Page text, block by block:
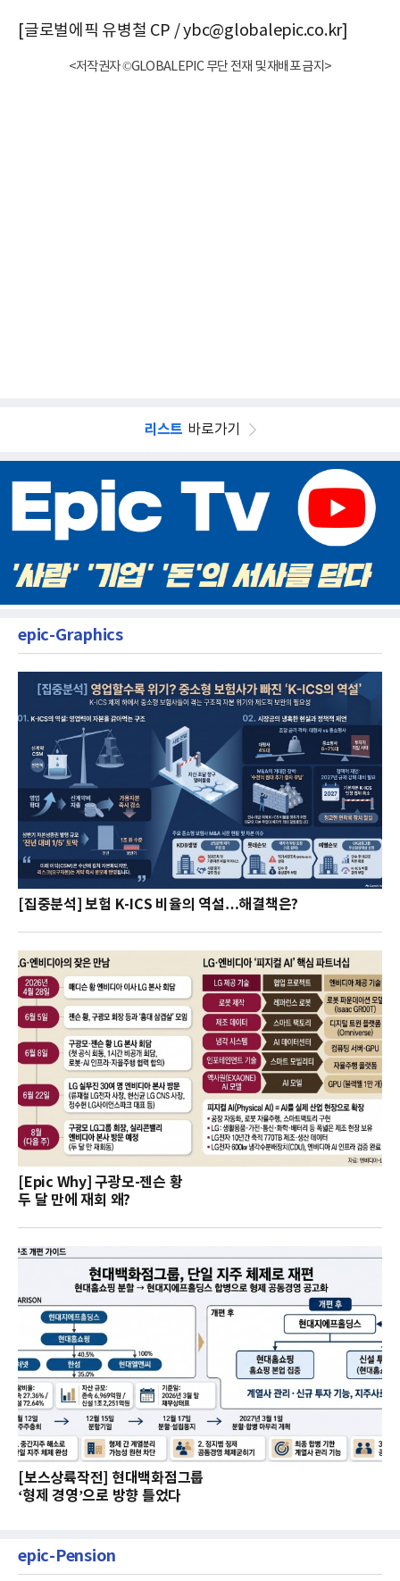
[글로벌에픽 유병철 CP / ybc@globalepic.co.kr]
<저작권자 ©GLOBALEPIC 무단 전재 및 재배포 금지>
리스트 바로가기
epic-Graphics
[집중분석] 보험 K-ICS 비율의 역설…해결책은?
[Epic Why] 구광모-젠슨 황
두 달 만에 재회 왜?
[보스상륙작전] 현대백화점그룹
‘형제 경영’으로 방향 틀었다
epic-Pension